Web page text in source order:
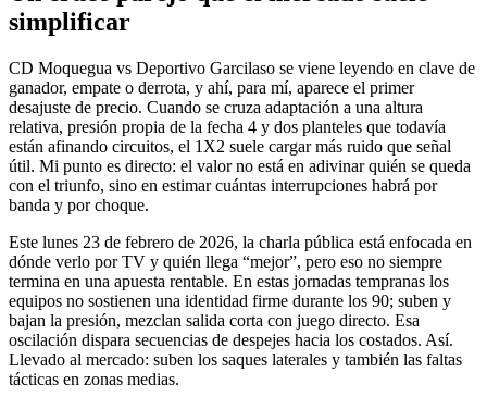
simplificar
CD Moquegua vs Deportivo Garcilaso se viene leyendo en clave de
ganador, empate o derrota, y ahí, para mí, aparece el primer
desajuste de precio. Cuando se cruza adaptación a una altura
relativa, presión propia de la fecha 4 y dos planteles que todavía
están afinando circuitos, el 1X2 suele cargar más ruido que señal
útil. Mi punto es directo: el valor no está en adivinar quién se queda
con el triunfo, sino en estimar cuántas interrupciones habrá por
banda y por choque.
Este lunes 23 de febrero de 2026, la charla pública está enfocada en
dónde verlo por TV y quién llega “mejor”, pero eso no siempre
termina en una apuesta rentable. En estas jornadas tempranas los
equipos no sostienen una identidad firme durante los 90; suben y
bajan la presión, mezclan salida corta con juego directo. Esa
oscilación dispara secuencias de despejes hacia los costados. Así.
Llevado al mercado: suben los saques laterales y también las faltas
tácticas en zonas medias.